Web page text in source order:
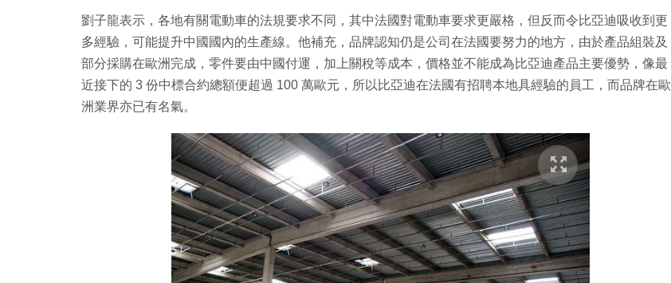
劉子龍表示，各地有關電動車的法規要求不同，其中法國對電動車要求更嚴格，但反而令比亞迪吸收到更
多經驗，可能提升中國國內的生產線。他補充，品牌認知仍是公司在法國要努力的地方，由於產品組裝及
部分採購在歐洲完成，零件要由中國付運，加上關稅等成本，價格並不能成為比亞迪產品主要優勢，像最
近接下的 3 份中標合約總額便超過 100 萬歐元，所以比亞迪在法國有招聘本地具經驗的員工，而品牌在歐
洲業界亦已有名氣。